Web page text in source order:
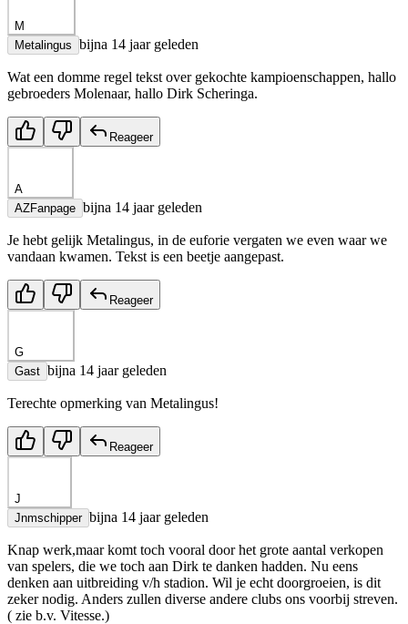
M
Metalingus bijna 14 jaar geleden
Wat een domme regel tekst over gekochte kampioenschappen, hallo
gebroeders Molenaar, hallo Dirk Scheringa.
Reageer
A
AZFanpage bijna 14 jaar geleden
Je hebt gelijk Metalingus, in de euforie vergaten we even waar we
vandaan kwamen. Tekst is een beetje aangepast.
Reageer
G
Gast bijna 14 jaar geleden
Terechte opmerking van Metalingus!
Reageer
J
Jnmschipper bijna 14 jaar geleden
Knap werk,maar komt toch vooral door het grote aantal verkopen
van spelers, die we toch aan Dirk te danken hadden. Nu eens
denken aan uitbreiding v/h stadion. Wil je echt doorgroeien, is dit
zeker nodig. Anders zullen diverse andere clubs ons voorbij streven.
( zie b.v. Vitesse.)